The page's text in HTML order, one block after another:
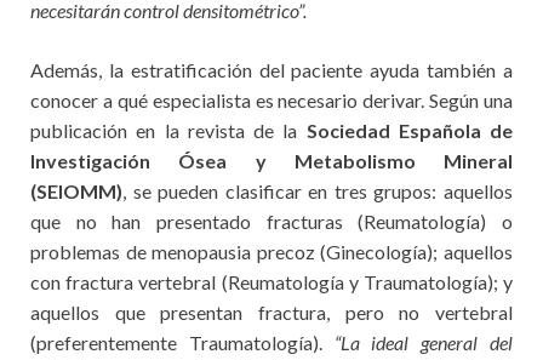
necesitarán control densitométrico”.
Además, la estratificación del paciente ayuda también a
conocer a qué especialista es necesario derivar. Según una
publicación en la revista de la Sociedad Española de
Investigación Ósea y Metabolismo Mineral
(SEIOMM), se pueden clasificar en tres grupos: aquellos
que no han presentado fracturas (Reumatología) o
problemas de menopausia precoz (Ginecología); aquellos
con fractura vertebral (Reumatología y Traumatología); y
aquellos que presentan fractura, pero no vertebral
(preferentemente Traumatología). “La ideal general del